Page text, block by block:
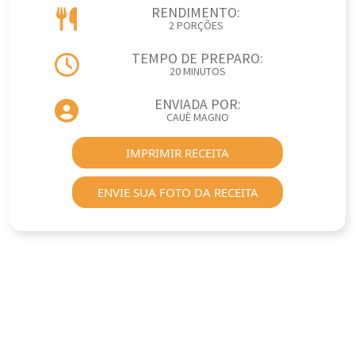
RENDIMENTO:
2 PORÇÕES
TEMPO DE PREPARO:
20 MINUTOS
ENVIADA POR:
CAUÊ MAGNO
IMPRIMIR RECEITA
ENVIE SUA FOTO DA RECEITA